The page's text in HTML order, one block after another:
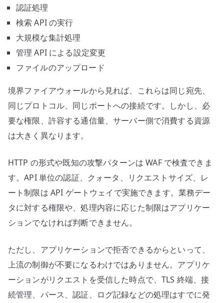
認証処理
検索 API の実行
大規模な集計処理
管理 API による設定変更
ファイルのアップロード
境界ファイアウォールから見れば、これらは同じ宛先、
同じプロトコル、同じポートへの接続です。しかし、必
要な権限、許容する通信量、サーバー側で消費する資源
は大きく異なります。
HTTP の形式や既知の攻撃パターンは WAF で検査できま
す。API 単位の認証、クォータ、リクエストサイズ、レ
ート制限は API ゲートウェイで実施できます。業務デー
タに対する権限や、処理内容に応じた制限はアプリケー
ションでなければ判断できません。
ただし、アプリケーションで拒否できるからといって、
上流の制御が不要になるわけではありません。アプリケ
ーションがリクエストを受信した時点で、TLS 終端、接
続管理、パース、認証、ログ記録などの処理はすでに発